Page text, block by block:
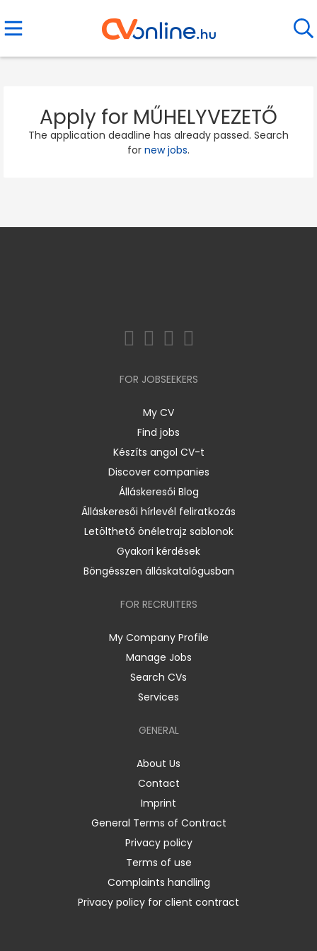
Apply for MŰHELYVEZETŐ
The application deadline has already passed. Search
for new jobs.
FOR JOBSEEKERS
My CV
Find jobs
Készíts angol CV-t
Discover companies
Álláskeresői Blog
Álláskeresői hírlevél feliratkozás
Letölthető önéletrajz sablonok
Gyakori kérdések
Böngésszen álláskatalógusban
FOR RECRUITERS
My Company Profile
Manage Jobs
Search CVs
Services
GENERAL
About Us
Contact
Imprint
General Terms of Contract
Privacy policy
Terms of use
Complaints handling
Privacy policy for client contract